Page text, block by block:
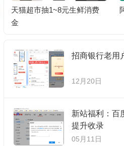
天猫超市抽1~8元生鲜消费
金
招商银行老用
12月20日
新站福利：百
提升收录
05月11日